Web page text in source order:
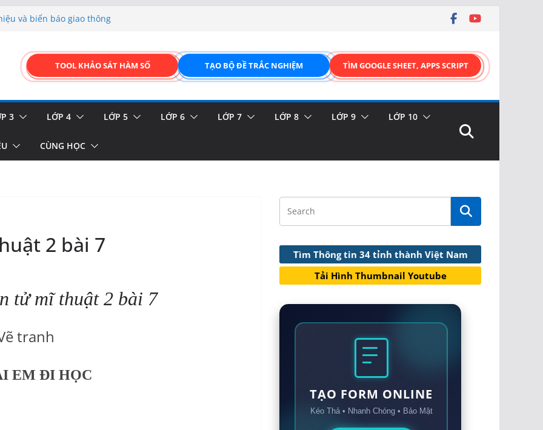
và biển báo giao thông
của thực vật
DIỆN ĐỈNH CAO &
TOOL KHẢO SÁT HÀM SỐ TẠO BỘ ĐỀ TRẮC NGHIỆM TÌM GOOGLE SHEET, APPS SCRIPT
3 LỚP 4 LỚP 5 LỚP 6 LỚP 7 LỚP 8 LỚP 9 LỚP 10
CÙNG HỌC
2 bài 7
tử mĩ thuật 2 bài 7
tranh
EM ĐI HỌC
Tìm Thông tin 34 tỉnh thành Việt Nam
Tải Hình Thumbnail Youtube
TẠO FORM ONLINE
Kéo Thả • Nhanh Chóng • Bảo Mật